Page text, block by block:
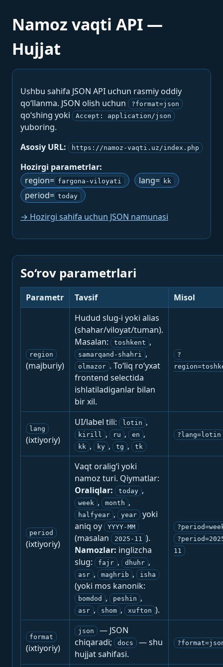
Namoz vaqti API —
Hujjat
Ushbu sahifa JSON API uchun rasmiy oddiy
qo‘llanma. JSON olish uchun
?format=json
qo‘shing yoki Accept: application/json
yuboring.
Asosiy URL:
https://namoz-vaqti.uz/index.php
Hozirgi parametrlar:
region= fargona-viloyati lang= kk
period= today
→ Hozirgi sahifa uchun JSON namunasi
So‘rov parametrlari
Parametr Tavsif Misol
region
(majburiy)
Hudud slug-i yoki alias
(shahar/viloyat/tuman).
Masalan:
toshkent ,
samarqand-shahri ,
olmazor . To‘liq ro‘yxat
frontend selectida
ishlatiladiganlar bilan
bir xil.
?
lang
(ixtiyoriy)
UI/label tili: lotin ,
kirill , ru , en ,
kk , ky , tg , tk
?lang=lotin
period
(ixtiyoriy)
Vaqt oralig‘i yoki
namoz turi. Qiymatlar:
Oraliqlar:
today ,
week , month ,
halfyear , year
yoki
aniq oy
YYYY-MM
(masalan 2025-11 ).
Namozlar: inglizcha
slug:
fajr , dhuhr ,
asr , maghrib , isha
(yoki mos kanonik:
bomdod , peshin ,
asr , shom , xufton ).
11
format
(ixtiyoriy)
json
— JSON
chiqaradi;
docs
— shu
hujjat sahifasi.